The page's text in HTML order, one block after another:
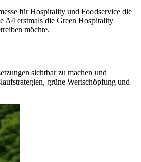
für Hospitality und Foodservice die
A4 erstmals die Green Hospitality
möchte.
sichtbar zu machen und
grüne Wertschöpfung und